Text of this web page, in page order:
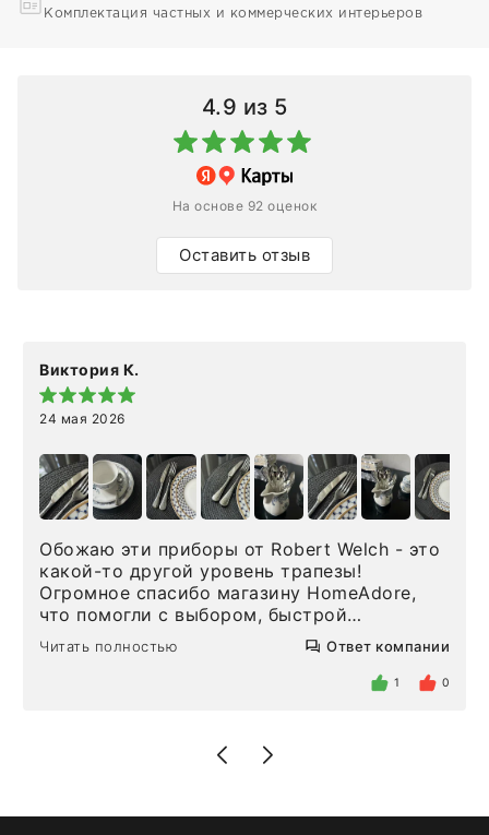
Комплектация частных и коммерческих интерьеров
4.9 из 5
На основе 92 оценок
Оставить отзыв
Виктория К.
24 мая 2026
Обожаю эти приборы от Robert Welch - это
какой-то другой уровень трапезы!
Огромное спасибо магазину HomeAdore,
что помогли с выбором, быстрой
доставкой и высоким сервисом. Один раз
была здесь лично, забирала чайные ложки,
внутри очень много антикварной посуды,
Позже заказывала остальные приборы -
доставили сдэком на следующий день к
отвечает очень быстро. Взаимодействием
Читать полностью Ответ компании
1 0